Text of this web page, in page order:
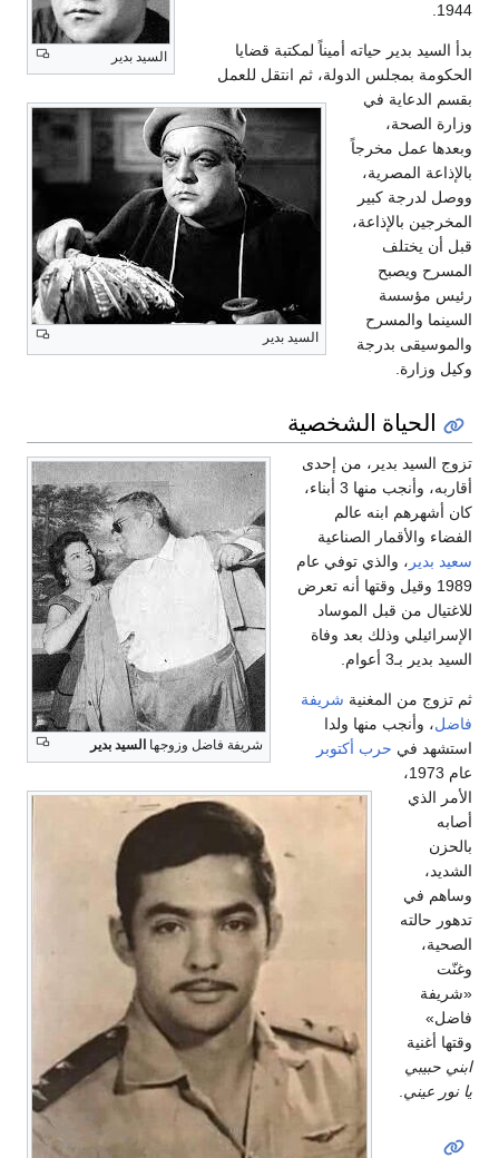
السيد بدير
السيد بدير
1944.
بدأ السيد بدير حياته أميناً لمكتبة قضايا
الحكومة بمجلس الدولة، ثم انتقل للعمل
بقسم الدعاية في
وزارة الصحة،
وبعدها عمل مخرجاً
بالإذاعة المصرية،
ووصل لدرجة كبير
المخرجين بالإذاعة،
قبل أن يختلف
المسرح ويصبح
رئيس مؤسسة
السينما والمسرح
والموسيقى بدرجة
وكيل وزارة.
الحياة الشخصية
شريفة فاضل وزوجها السيد بدير
تزوج السيد بدير، من إحدى
أقاربه، وأنجب منها 3 أبناء،
كان أشهرهم ابنه عالم
الفضاء والأقمار الصناعية
سعيد بدير ، والذي توفي عام
1989 وقيل وقتها أنه تعرض
للاغتيال من قبل الموساد
الإسرائيلي وذلك بعد وفاة
السيد بدير بـ3 أعوام.
ثم تزوج من المغنية شريفة
فاضل، وأنجب منها ولدا
استشهد في حرب أكتوبر
عام 1973،
الأمر الذي
أصابه
بالحزن
الشديد،
وساهم في
تدهور حالته
الصحية،
وغنّت
«شريفة
فاضل»
وقتها أغنية
ابني حبيبي
يا نور عيني